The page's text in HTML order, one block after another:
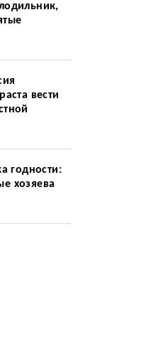
вести
годности:
хозяева